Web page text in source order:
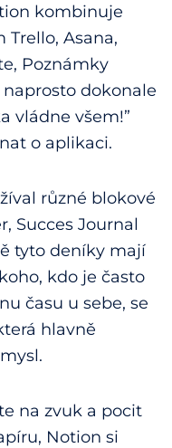
kombinuje
Asana,
Poznámky
dokonale
vládne všem!”
o aplikaci.
různé blokové
Succes Journal
tyto deníky mají
kdo je často
času u sebe, se
hlavně
na zvuk a pocit
Notion si